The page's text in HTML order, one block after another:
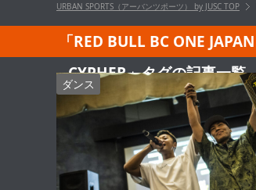
URBAN SPORTS（アーバンツポーツ） by JUSC TOP
「RED BULL BC ONE JAPAN
CYPHER」タグの記事一覧
ダンス